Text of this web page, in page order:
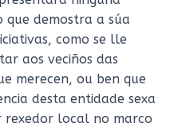
que demostra a súa
como se lle
aos veciños das
merecen, ou ben que
desta entidade sexa
rexedor local no marco